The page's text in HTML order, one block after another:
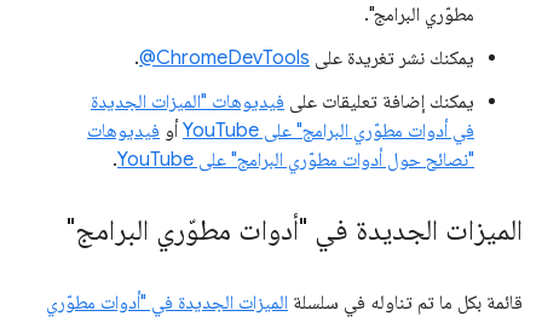
مطوّري البرامج".
يمكنك نشر تغريدة على ‎@ChromeDevTools
.
يمكنك إضافة تعليقات على فيديوهات "الميزات الجديدة
في أدوات مطوّري البرامج" على YouTube
أو فيديوهات
"نصائح حول أدوات مطوّري البرامج" على YouTube
.
الميزات الجديدة في "أدوات مطوّري البرامج"
قائمة بكل ما تم تناوله في سلسلة الميزات الجديدة في "أدوات مطوّري